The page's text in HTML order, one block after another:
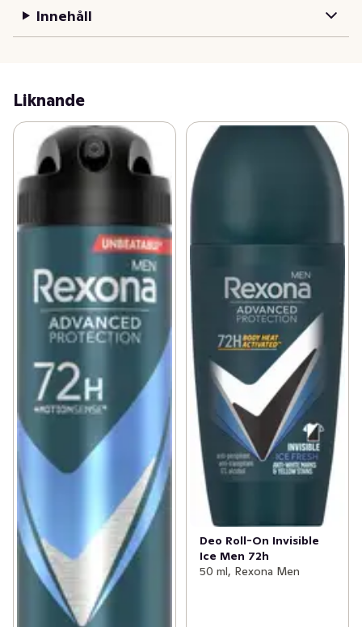
det!
Rexona Men 72h Advanced Protection Invisible Ice
som kläderna skyddas mot vita och gula svettfläckar.
dagen, och dina kläder kommer att vara lika skyddade
som du är. Med Rexona Invisible Ice deo antiperspirant
kan du röra dig och leva livet fullt ut och vara självsäker
i alla situationer. Tack vare Body Heat Activated-
en friskhet som varar från timme till timme. Ju mer du rör
dig, desto mer skyddar Rexona tack vare sin unika
teknik. Så rör på dig! Rexona deodorant är utformad för
människor som lever ett aktivt liv. Oavsett vad du gör -
klättrar i berg, springer till bussen, håller en
presentation för kollegor eller går på en dejt - kan du
lita på att Rexona ger dig en uppfriskande start på
dagen och det bästa skyddet mot svettningar. Applicera
antiperspiranten jämnt på huden under armarna för ett
täckande skydd. Och det är allt! Rexona skyddar dig mot
svettningar, dålig lukt och obehagliga lukter timme efter
timme. Vårt huvuduppdrag på Rexona är att veta allt om
svettning. Det vi lär oss och det vi vet leder ständigt till
nya produktinnovationer. Cykla eller gå till jobbet, se
ditt favoritlags match och festa på kvällen. Vad som än
händer under dagen ser Rexona till att du är redo för
det!
Innehåll
Liknande
Deo Roll-On Invisible
Ice Men 72h
50 ml, Rexona Men